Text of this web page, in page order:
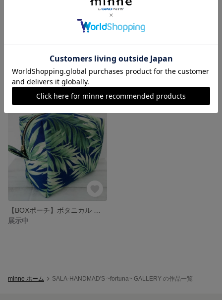
【キャラメルポーチ】ネイティブ オルテガ グリーン系 ボックスポーチ 小
展示中
展示中
展示中
minne ホーム SALA-HANDMAD'S ~fortuna~ GALLERY の作品一覧